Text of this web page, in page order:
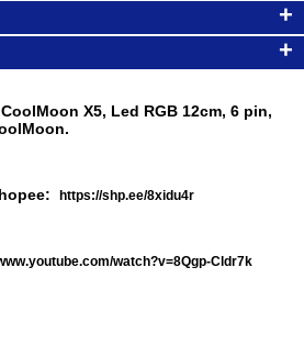
+
+
X5, Led RGB 12cm, 6 pin,
https://shp.ee/8xidu4r
watch?v=8Qgp-Cldr7k